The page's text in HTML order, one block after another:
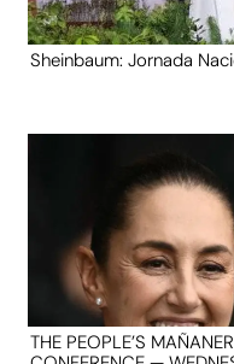
Sheinbaum: Jornada
THE PEOPLE’S